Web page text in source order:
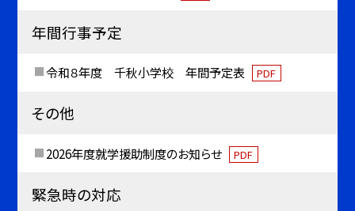
年間行事予定
令和８年度 千秋小学校 年間予定表 PDF
その他
2026年度就学援助制度のお知らせ PDF
緊急時の対応